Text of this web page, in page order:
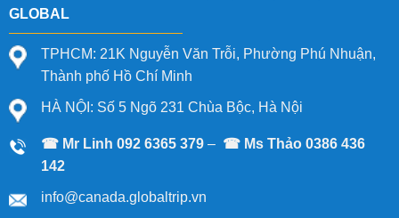
GLOBAL
TPHCM: 21K Nguyễn Văn Trỗi, Phường Phú Nhuận,
Thành phố Hồ Chí Minh
HÀ NỘI: Số 5 Ngõ 231 Chùa Bộc, Hà Nội
☎ Mr Linh 092 6365 379– ☎ Ms Thảo 0386 436
142
info@canada.globaltrip.vn